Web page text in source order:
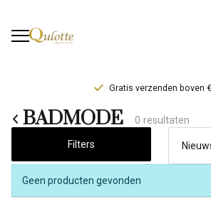
Gratis verzenden boven
BADMODE
Qulotte
BADMODE 0 resultaten
Filters
Geen producten gevonden